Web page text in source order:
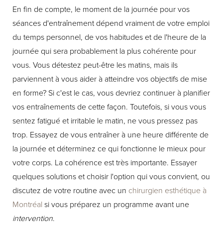
En fin de compte, le moment de la journée pour vos
séances d'entraînement dépend vraiment de votre emploi
du temps personnel, de vos habitudes et de l'heure de la
journée qui sera probablement la plus cohérente pour
vous. Vous détestez peut-être les matins, mais ils
parviennent à vous aider à atteindre vos objectifs de mise
en forme? Si c'est le cas, vous devriez continuer à planifier
vos entraînements de cette façon. Toutefois, si vous vous
sentez fatigué et irritable le matin, ne vous pressez pas
trop. Essayez de vous entraîner à une heure différente de
la journée et déterminez ce qui fonctionne le mieux pour
votre corps. La cohérence est très importante. Essayer
quelques solutions et choisir l'option qui vous convient, ou
discutez de votre routine avec un chirurgien esthétique à
Montréal si vous préparez un programme avant une
intervention.